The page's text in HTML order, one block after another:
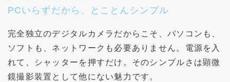
PCいらずだから、とことんシンプル
完全独立のデジタルカメラだからこそ、パソコンも、
ソフトも、ネットワークも必要ありません。電源を入
れて、シャッターを押すだけ。そのシンプルさは顕微
鏡撮影装置として他にない魅力です。